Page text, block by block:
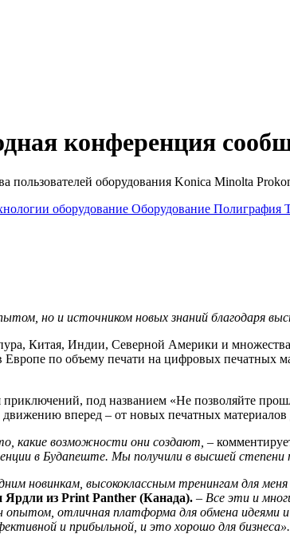
конференция
оборудования Konica Minolta
оборудование Оборудование Полиграфия
но и источником новых знаний благодаря
Китая, Индии, Северной Америки и
по объему печати на цифровых печатных
под названием «Не позволяйте
вперед – от новых печатных
какие возможности они создают, –
в Будапеште. Мы получили в высшей
новинкам, высококлассным тренингам для
Ярдли из Print Panther (Канада). – Все эти и
отличная платформа для обмена идеями
и прибыльной, и это хорошо для бизнеса».